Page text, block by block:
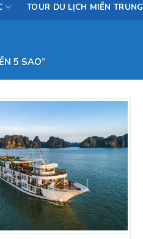
TOUR DU LỊCH MIỀN TRUNG
5 SAO”